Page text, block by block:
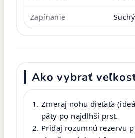
Zapínanie
Ako vybrať
Zmeraj nohu dieťaťa
päty po najdlhší prst.
Pridaj rozumnú rezervu